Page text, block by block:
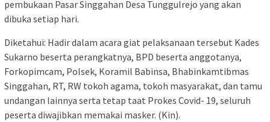
pembukaan Pasar Singgahan Desa Tunggulrejo yang akan
dibuka setiap hari.
Diketahui: Hadir dalam acara giat pelaksanaan tersebut Kades
Sukarno beserta perangkatnya, BPD beserta anggotanya,
Forkopimcam, Polsek, Koramil Babinsa, Bhabinkamtibmas
Singgahan, RT, RW tokoh agama, tokoh masyarakat, dan tamu
undangan lainnya serta tetap taat Prokes Covid- 19, seluruh
peserta diwajibkan memakai masker. (Kin).